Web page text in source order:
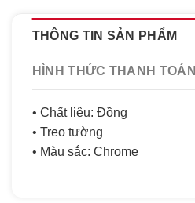
THÔNG TIN SẢN PHẨM
HÌNH THỨC THANH TOÁN
• Chất liệu: Đồng
• Treo tường
• Màu sắc: Chrome